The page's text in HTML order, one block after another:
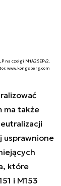
na czołgi M1A2SEPv2.
www.kongsberg.com
ma także
usprawnione
które
i M153